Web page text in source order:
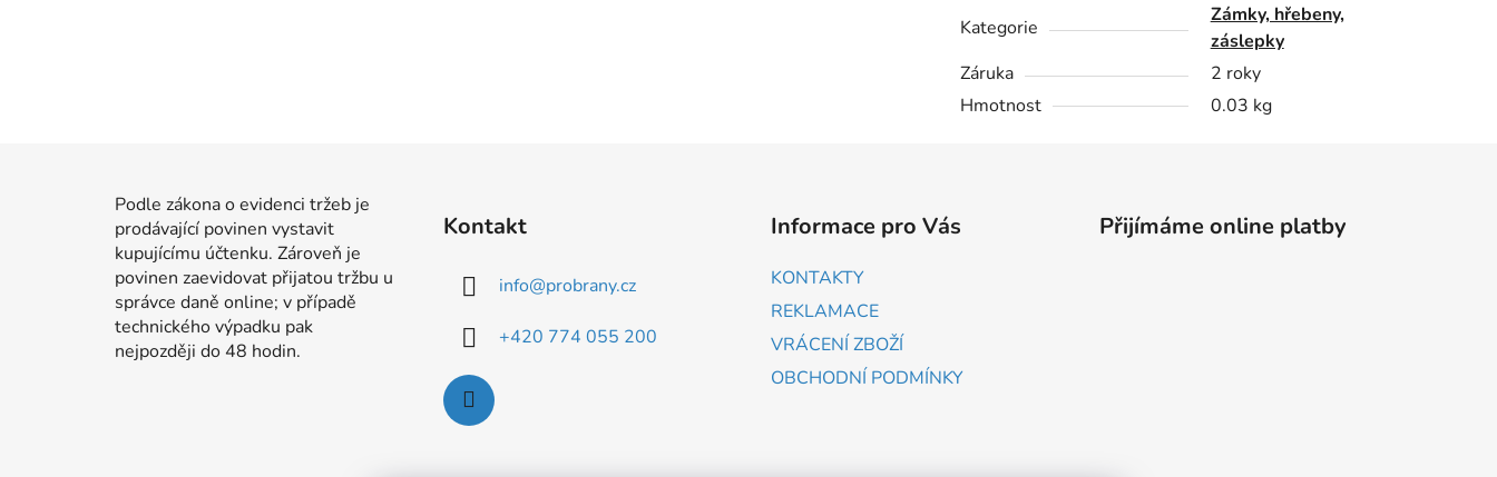
Kategorie
Zámky, hřebeny,
záslepky
Záruka
2 roky
Hmotnost
0.03 kg
Podle zákona o evidenci tržeb je
prodávající povinen vystavit
kupujícímu účtenku. Zároveň je
povinen zaevidovat přijatou tržbu u
správce daně online; v případě
technického výpadku pak
nejpozději do 48 hodin.
Kontakt
info@probrany.cz
+420 774 055 200
Informace pro Vás
KONTAKTY
REKLAMACE
VRÁCENÍ ZBOŽÍ
OBCHODNÍ PODMÍNKY
Přijímáme online platby